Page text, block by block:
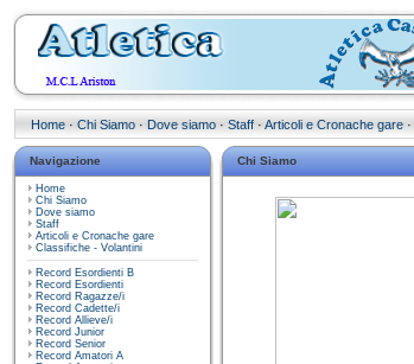
Home · Chi Siamo · Dove siamo · Staff · Articoli e Cronache gare ·
Navigazione
Home
Chi Siamo
Dove siamo
Staff
Articoli e Cronache gare
Classifiche - Volantini
Record Esordienti B
Record Esordienti
Record Ragazze/i
Record Cadette/i
Record Allieve/i
Record Junior
Record Senior
Record Amatori A
Chi Siamo